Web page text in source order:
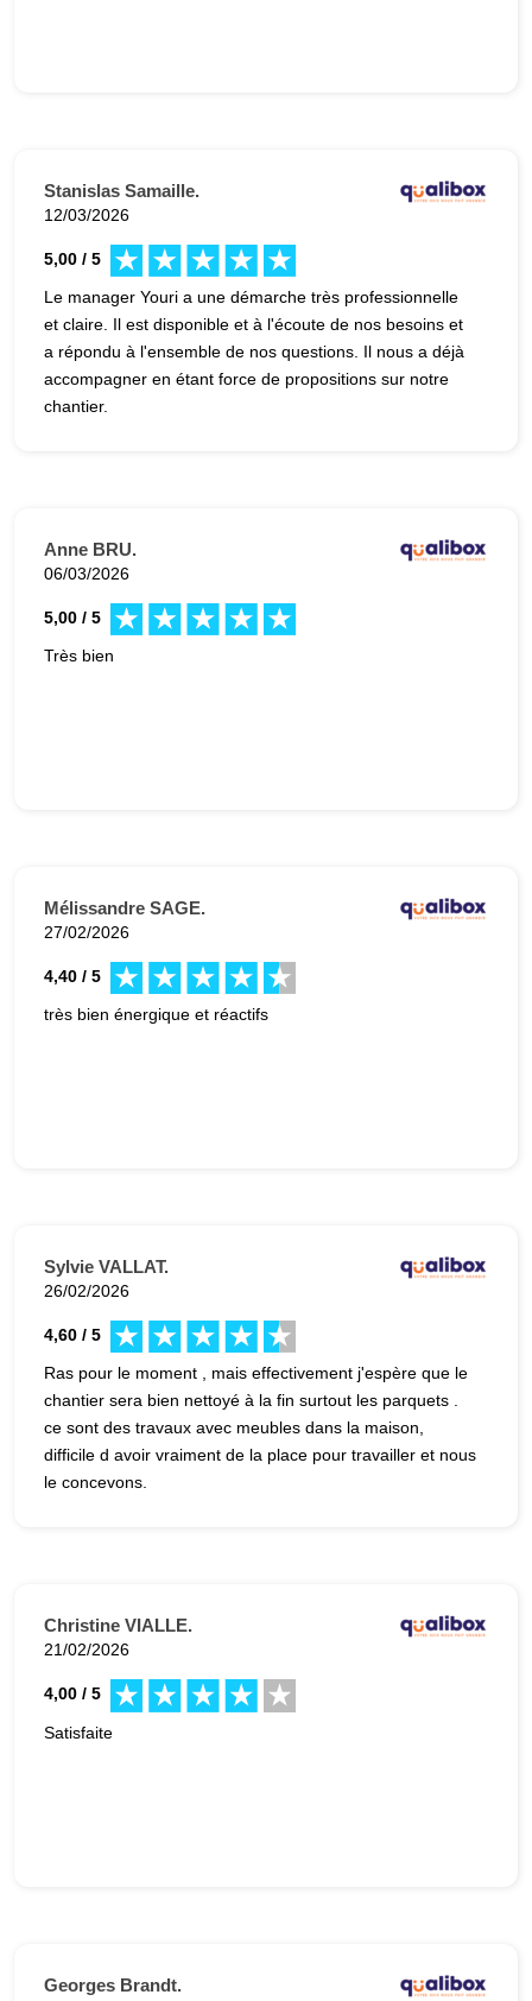
Stanislas Samaille.
12/03/2026
5,00 / 5
Le manager Youri a une démarche très professionnelle
et claire. Il est disponible et à l'écoute de nos besoins et
a répondu à l'ensemble de nos questions. Il nous a déjà
accompagner en étant force de propositions sur notre
chantier.
Anne BRU.
06/03/2026
5,00 / 5
Très bien
Mélissandre SAGE.
27/02/2026
4,40 / 5
très bien énergique et réactifs
Sylvie VALLAT.
26/02/2026
4,60 / 5
Ras pour le moment , mais effectivement j'espère que le
chantier sera bien nettoyé à la fin surtout les parquets .
ce sont des travaux avec meubles dans la maison,
difficile d avoir vraiment de la place pour travailler et nous
le concevons.
Christine VIALLE.
21/02/2026
4,00 / 5
Satisfaite
Georges Brandt.